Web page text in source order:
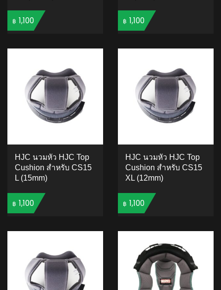
฿ 1,100 ฿ 1,100
HJC นวมหัว HJC Top
Cushion สำหรับ CS15
L (15mm)
฿ 1,100
HJC นวมหัว HJC Top
Cushion สำหรับ CS15
XL (12mm)
฿ 1,100